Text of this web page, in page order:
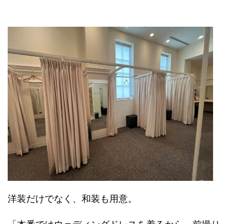
洋装だけでなく、和装も用意。